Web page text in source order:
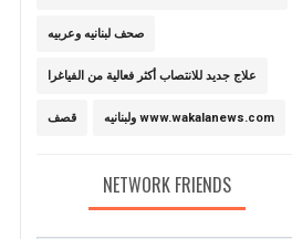
صحف لبنانيه وعربيه
علاج جديد للانتصاب أكثر فعالية من الفياغرا
قصف ولبنانيه www.wakalanews.com
NETWORK FRIENDS